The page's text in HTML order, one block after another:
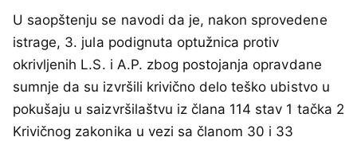
U saopštenju se navodi da je, nakon sprovedene
istrage, 3. jula podignuta optužnica protiv
okrivljenih L.S. i A.P. zbog postojanja opravdane
sumnje da su izvršili krivično delo teško ubistvo u
pokušaju u saizvršilaštvu iz člana 114 stav 1 tačka 2
Krivičnog zakonika u vezi sa članom 30 i 33